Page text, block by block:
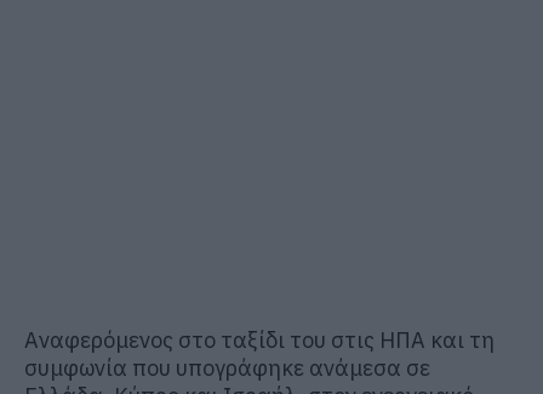
Αναφερόμενος στο ταξίδι του στις ΗΠΑ και τη
συμφωνία που υπογράφηκε ανάμεσα σε